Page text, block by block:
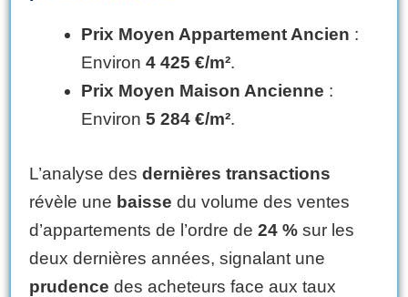
Prix Moyen Appartement Ancien :
Environ4 425 €/m².
Prix Moyen Maison Ancienne :
Environ5 284 €/m².
L’analyse des dernières transactions
révèle une baisse du volume des ventes
d’appartements de l’ordre de 24 % sur les
deux dernières années, signalant une
prudence des acheteurs face aux taux